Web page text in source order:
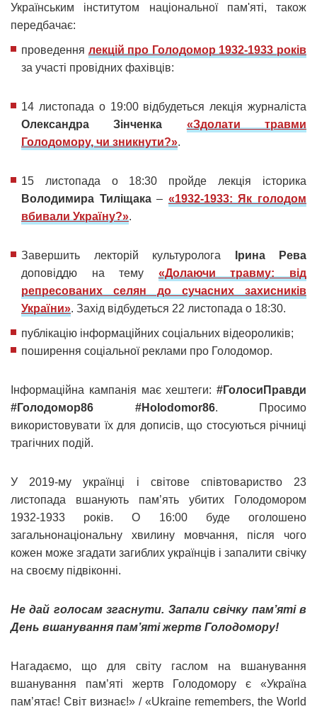
Українським інститутом національної пам'яті, також
передбачає:
проведення лекцій про Голодомор 1932-1933 років
за участі провідних фахівців:
14 листопада о 19:00 відбудеться лекція журналіста
Олександра Зінченка
«Здолати травми
Голодомору, чи зникнути?».
15 листопада о 18:30 пройде лекція історика
Володимира Тиліщака– «1932-1933: Як голодом
вбивали Україну?».
Завершить лекторій культуролога Ірина Рева
доповіддю на тему «Долаючи травму: від
репресованих селян до сучасних захисників
України». Захід відбудеться 22 листопада о 18:30.
публікацію інформаційних соціальних відеороликів;
поширення соціальної реклами про Голодомор.
Інформаційна кампанія має хештеги: #ГолосиПравди
#Голодомор86 #Holodomor86. Просимо
використовувати їх для дописів, що стосуються річниці
трагічних подій.
У 2019-му українці і світове співтовариство 23
листопада вшанують пам’ять убитих Голодомором
1932-1933 років. О 16:00 буде оголошено
загальнонаціональну хвилину мовчання, після чого
кожен може згадати загиблих українців і запалити свічку
на своєму підвіконні.
Не дай голосам згаснути. Запали свічку пам’яті в
День вшанування пам’яті жертв Голодомору!
Нагадаємо, що для світу гаслом на вшанування
вшанування пам’яті жертв Голодомору є «Україна
пам’ятає! Світ визнає!» / «Ukraine remembers, the World